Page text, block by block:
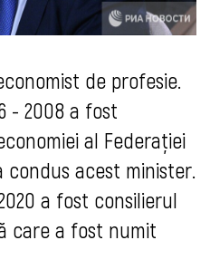
de profesie.
- 2008 a fost
al Federației
condus acest minister.
a fost consilierul
care a fost numit